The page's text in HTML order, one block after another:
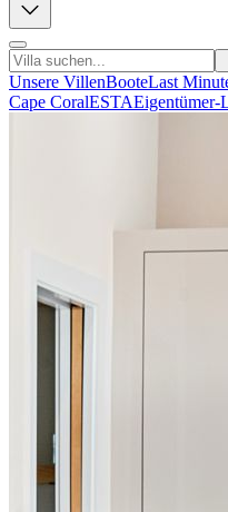
Unsere VillenBooteLast
Cape CoralESTAEigentümer-